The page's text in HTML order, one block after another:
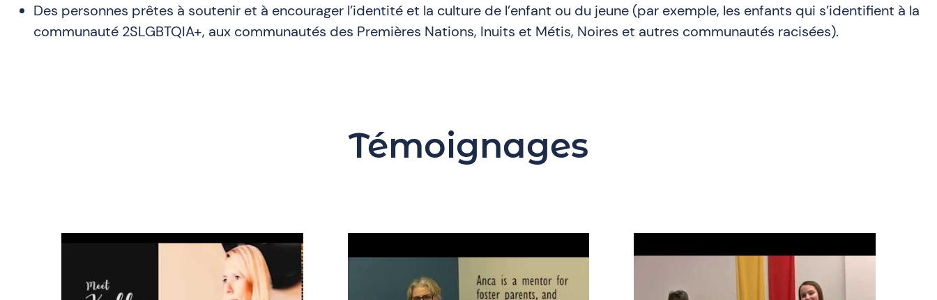
Des personnes prêtes à soutenir et à encourager l’identité et la culture de l’enfant ou du jeune (par exemple, les enfants qui s’identifient à la
communauté 2SLGBTQIA+, aux communautés des Premières Nations, Inuits et Métis, Noires et autres communautés racisées).
Témoignages